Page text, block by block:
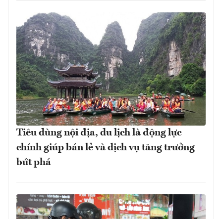
Tiêu dùng nội địa, du lịch là động lực
chính giúp bán lẻ và dịch vụ tăng trưởng
bứt phá